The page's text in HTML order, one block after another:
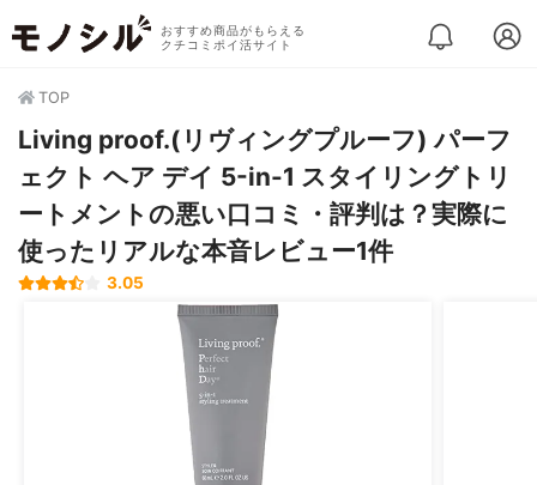
おすすめ商品がもらえる
クチコミポイ活サイト
TOP
Living proof.(リヴィングプルーフ) パーフ
ェクト ヘア デイ 5-in-1 スタイリングトリ
ートメントの悪い口コミ・評判は？実際に
使ったリアルな本音レビュー1件
3.05